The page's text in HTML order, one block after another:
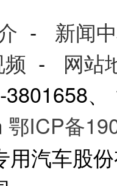
- 新闻
- 网站
3801658
鄂ICP备
用汽车股